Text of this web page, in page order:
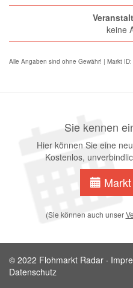
keine
Alle Angaben sind ohne Gewähr! | Markt
Sie kennen
Hier können Sie eine
Kostenlos,
(Sie können auch unser
© 2022 Flohmarkt Radar ·
Datenschutz